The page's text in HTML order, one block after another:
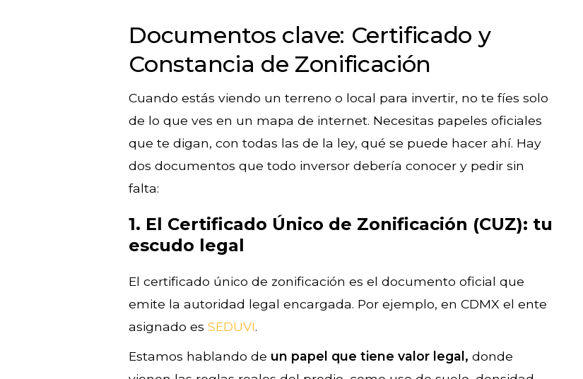
Documentos clave: Certificado y
Constancia de Zonificación
Cuando estás viendo un terreno o local para invertir, no te fíes solo
de lo que ves en un mapa de internet. Necesitas papeles oficiales
que te digan, con todas las de la ley, qué se puede hacer ahí. Hay
dos documentos que todo inversor debería conocer y pedir sin
falta:
1. El Certificado Único de Zonificación (CUZ): tu
escudo legal
El certificado único de zonificación es el documento oficial que
emite la autoridad legal encargada. Por ejemplo, en CDMX el ente
asignado esSEDUVI.
Estamos hablando de un papel que tiene valor legal, donde